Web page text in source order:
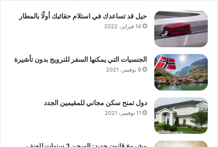
حيل قد تساعدك في استلام حقائبك أولًا بالمطار
14 فبراير، 2022
الجنسيات التي يمكنها السفر للنرويج بدون تأشيرة
9 نوفمبر، 2021
دول تمنح سكن مجاني للمقيمين الجدد
11 نوفمبر، 2021